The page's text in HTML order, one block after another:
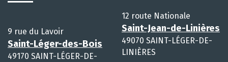
9 rue du Lavoir
Saint-Léger-des-Bois
49170 SAINT-LÉGER-DE-
12 route Nationale
Saint-Jean-de-Linières
49070 SAINT-LÉGER-DE-
LINIÈRES